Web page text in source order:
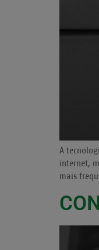
A
internet,
mais